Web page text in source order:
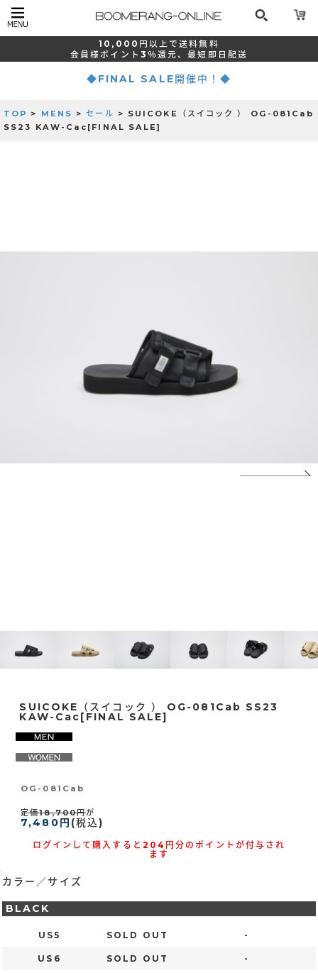
10,000 円以上で送料無料
会員様ポイント 3％還元、最短 即日配送
◆FINAL SALE開催中！◆
TOP > MENS >セール > SUICOKE（スイコック ） OG-081Cab
SS23 KAW-Cac[FINAL SALE]
SUICOKE（スイコック ） OG-081Cab SS23
KAW-Cac[FINAL SALE]
OG-081Cab
定価18,700円が
7,480円 (税込)
ログインして購入すると204円分のポイントが付与され
ます
カラー／サイズ
BLACK
US5 SOLD OUT -
US6 SOLD OUT -